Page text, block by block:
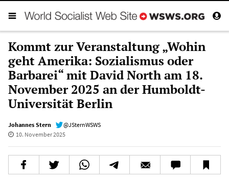
Kommt zur Veranstaltung „Wohin
geht Amerika: Sozialismus oder
Barbarei“ mit David North am 18.
November 2025 an der Humboldt-
Universität Berlin
Johannes Stern
@JSternWSWS
10. November 2025